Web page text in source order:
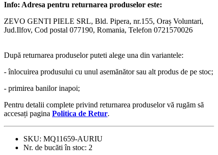
Info: Adresa pentru returnarea produselor este:
ZEVO GENTI PIELE SRL, Bld. Pipera, nr.155, Oraș Voluntari,
Jud.Ilfov, Cod postal 077190, Romania, Telefon 0721570026
După returnarea produselor puteti alege una din variantele:
- înlocuirea produsului cu unul asemănător sau alt produs de pe stoc;
- primirea banilor inapoi;
Pentru detalii complete privind returnarea produselor vă rugăm să
accesați pagina Politica de Retur.
SKU: MQ11659-AURIU
Nr. de bucăti în stoc: 2